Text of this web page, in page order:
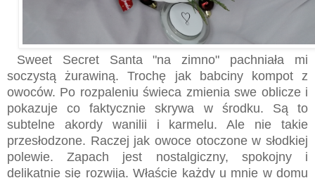
Sweet Secret Santa "na zimno" pachniała mi
soczystą żurawiną. Trochę jak babciny kompot z
owoców. Po rozpaleniu świeca zmienia swe oblicze i
pokazuje co faktycznie skrywa w środku. Są to
subtelne akordy wanilii i karmelu. Ale nie takie
przesłodzone. Raczej jak owoce otoczone w słodkiej
polewie. Zapach jest nostalgiczny, spokojny i
delikatnie się rozwija. Właście każdy u mnie w domu